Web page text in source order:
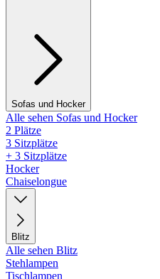
Sofas und Hocker
Alle sehen Sofas und Hocker
2 Plätze
3 Sitzplätze
+ 3 Sitzplätze
Hocker
Chaiselongue
Blitz
Alle sehen Blitz
Stehlampen
Tischlampen